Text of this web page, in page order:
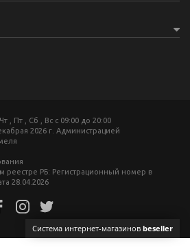
, Пт , Сб , Вс c 09:00 до 20:00
2026 г. Администрацией
реестре РБ: Регистрационный номер в
28.04.2026
Система интернет-магазинов beseller